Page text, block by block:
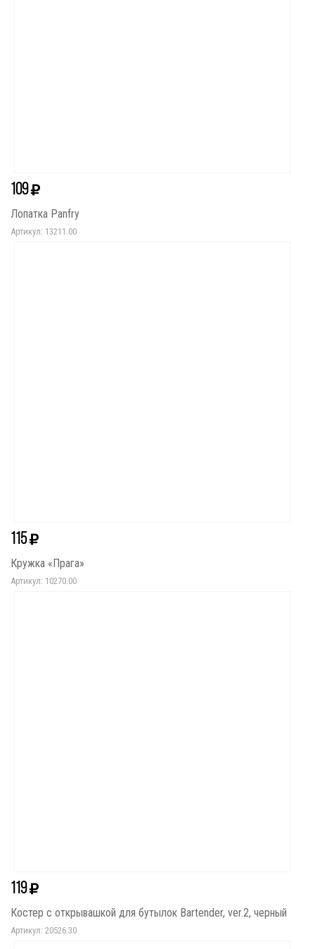
109
Лопатка Panfry
Артикул: 13211.00
115
Кружка «Прага»
Артикул: 10270.00
119
Костер с открывашкой для бутылок Bartender, ver.2, черный
Артикул: 20526.30